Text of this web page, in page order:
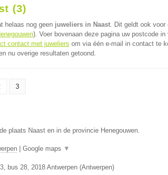
(3)
helaas nog geen juweliers in Naast. Dit geldt ook voor
). Voer bovenaan deze pagina uw postcode
contact met juweliers om via één e-mail in contact te
nu overige resultaten getoond.
3
plaats Naast en in de provincie Henegouwen.
| Google maps ▼
bus 28, 2018 Antwerpen(Antwerpen)